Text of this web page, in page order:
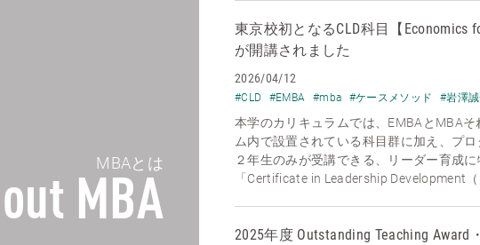
MBAとは
MBA
東京校初となるCLD科目【Economics
が開講されました
2026/04/12
#CLD #EMBA #mba #ケースメソッド #岩澤
本学のカリキュラムでは、EMBAとMBAそ
ム内で設置されている科目群に加え、プ
２年生のみが受講できる、リーダー育成
「Certificate in Leadership Development（
2025年度 Outstanding Teaching Award